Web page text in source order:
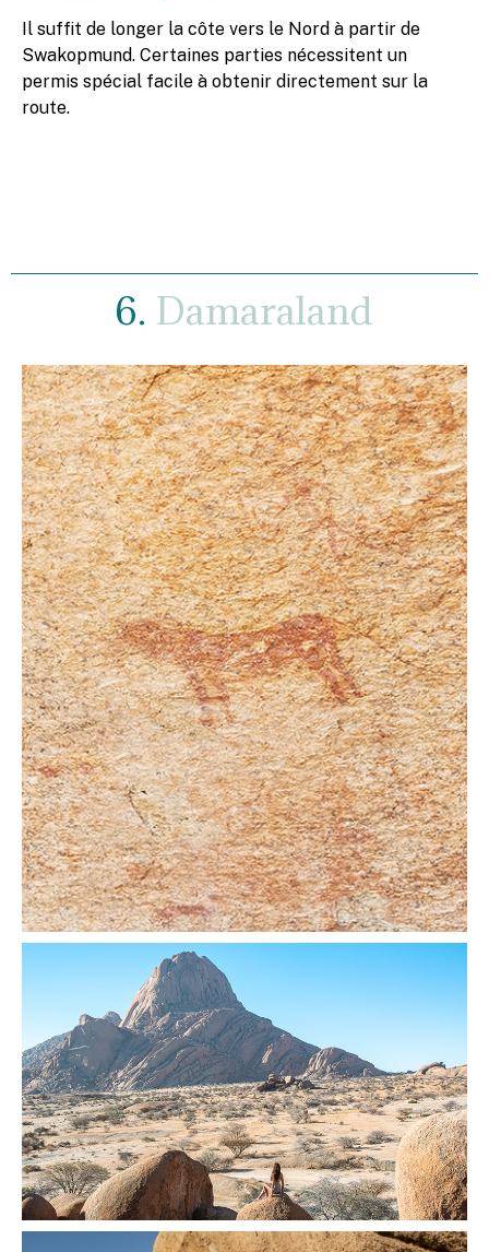
Il suffit de longer la côte vers le Nord à partir de
Swakopmund. Certaines parties nécessitent un
permis spécial facile à obtenir directement sur la
route.
6. Damaraland